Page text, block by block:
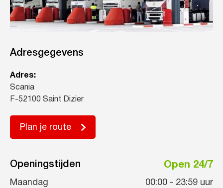
Adresgegevens
Adres:
Scania
F-52100 Saint Dizier
Plan je route
Openingstijden Open 24/7
Maandag 00:00 - 23:59 uur